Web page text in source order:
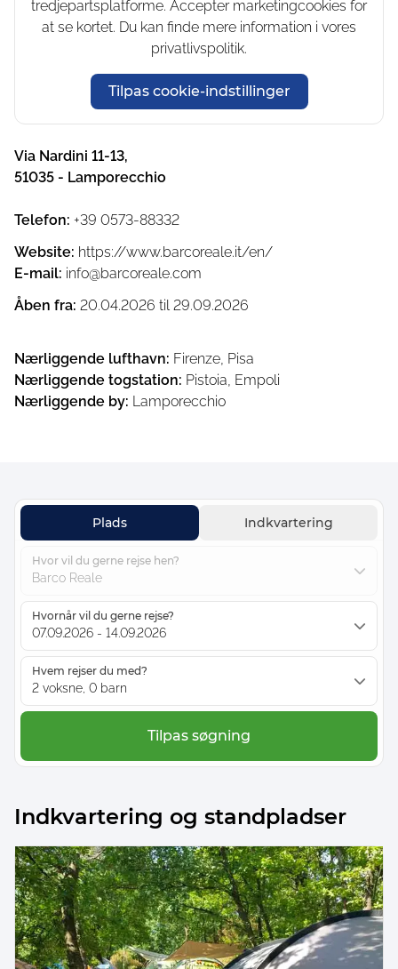
tredjepartsplatforme. Accepter marketingcookies for
at se kortet. Du kan finde mere information i vores
privatlivspolitik.
Tilpas cookie-indstillinger
Via Nardini 11-13,
51035 - Lamporecchio
Telefon: +39 0573-88332
Website: https://www.barcoreale.it/en/
E-mail: info@barcoreale.com
Åben fra: 20.04.2026 til 29.09.2026
Nærliggende lufthavn: Firenze, Pisa
Nærliggende togstation: Pistoia, Empoli
Nærliggende by: Lamporecchio
Plads Indkvartering
Hvor vil du gerne rejse hen?
Barco Reale
Hvornår vil du gerne rejse?
07.09.2026 - 14.09.2026
Hvem rejser du med?
2 voksne, 0 barn
Tilpas søgning
Indkvartering og standpladser